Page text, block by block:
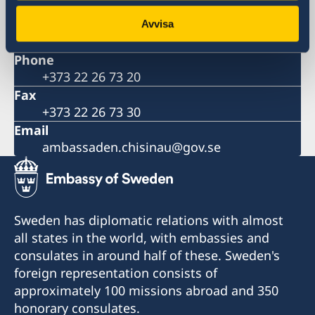
Avvisa
12 Toma Ciorba Street, MD 2004
Republic of Moldova
Phone
+373 22 26 73 20
Fax
+373 22 26 73 30
Email
ambassaden.chisinau@gov.se
Sweden has diplomatic relations with almost
all states in the world, with embassies and
consulates in around half of these. Sweden's
foreign representation consists of
approximately 100 missions abroad and 350
honorary consulates.